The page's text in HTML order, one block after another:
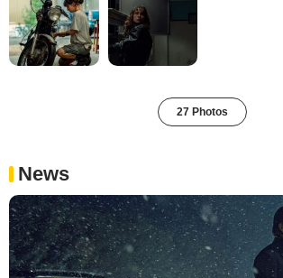
27 Photos
News